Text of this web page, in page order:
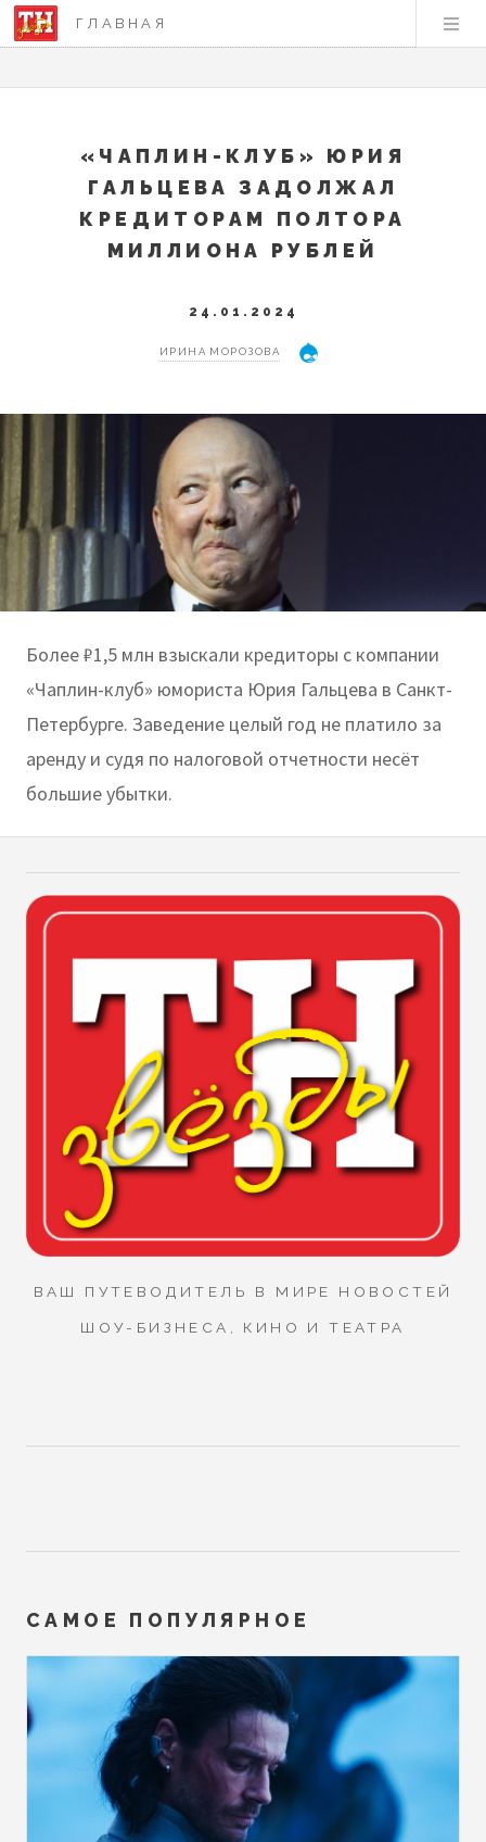
ГЛАВНАЯ
«ЧАПЛИН-КЛУБ» ЮРИЯ
ГАЛЬЦЕВА ЗАДОЛЖАЛ
КРЕДИТОРАМ ПОЛТОРА
МИЛЛИОНА РУБЛЕЙ
24.01.2024
ИРИНА МОРОЗОВА
Более ₽1,5 млн взыскали кредиторы с компании
«Чаплин-клуб» юмориста Юрия Гальцева в Санкт-
Петербурге. Заведение целый год не платило за
аренду и судя по налоговой отчетности несёт
большие убытки.
ВАШ ПУТЕВОДИТЕЛЬ В МИРЕ НОВОСТЕЙ
ШОУ-БИЗНЕСА, КИНО И ТЕАТРА
САМОЕ ПОПУЛЯРНОЕ